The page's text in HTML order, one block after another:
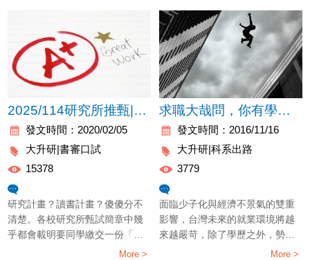
2025/114研究所推甄|研究所考試讀書計畫/研究計畫範例-研究所備審資料製作
發文時間：2020/02/05
大升研|書審口試
15378
研究計畫？讀書計畫？傻傻分不
清楚。各校研究所甄試簡章中幾
乎都會載明要同學繳交一份「研
究計畫」或是「讀書計畫」。這
More >
求職大哉問，你有學歷、證照還是語文能力？
發文時間：2016/11/16
大升研|科系出路
3779
面臨少子化與經濟不景氣的雙重
影響，台灣未來的就業環境將越
來越嚴苛，除了學歷之外，勢必
要想辦法強化個人求職優勢與工
More >